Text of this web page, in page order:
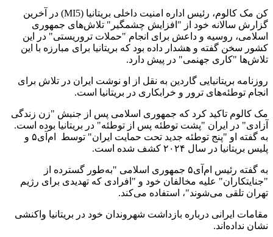
کن مک کالوم، رئیس اداره امنیت داخلی بریتانیا (MI5) در آخرین
گزارش سالانه خود از "افزایش چشمگیر" تلاش‌های جمهوری
اسلامی، روسیه و داعش برای انجام "حملات تروریستی" در این
کشور سخن گفته و هشدار داده بود که بریتانیا برای مبارزه با این
تلاش‌ها "کاری جهنمی" در پیش دارد.
روزنامه بریتانیایی گاردین به نقل از او نوشت ایران در تلاش برای
انجام توطئه‌های ترور و خرابکاری در بریتانیا است.
مک کالوم تاکید کرد که جمهوری اسلامی پس از جنبش "زن زندگی
آزادی" در ایران "پشت توطئه پس از توطئه" در بریتانیا بوده است.
به گفته او "پنج توطئه جدید تحت حمایت ایران" توسط ام‌آی۵ و
پلیس بریتانیا در سال ۲۰۲۴ کشف شده است.
به گفته رئیس ام‌آی۵ جمهوری اسلامی "به‌طور گسترده از
"جنایتکاران" علیه مخالفان خود و "افرادی که تهدیدی برای رژیم
تهران تلقی می‌شوند"، استفاده می‌کند.
مقامات ایرانی درباره بازداشت شهروندان خود در بریتانیا واکنشی
نشان نداده‌اند.